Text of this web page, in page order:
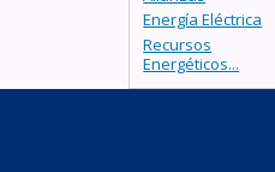
Energía Eléctrica
Recursos
Energéticos...